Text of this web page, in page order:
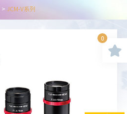
> JCM-V系列
0